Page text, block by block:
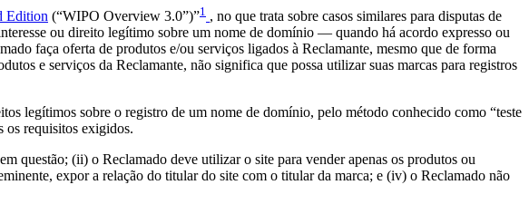
Edition (“WIPO Overview 3.0”)”1 , no que trata sobre casos similares para disputas de
ou direito legítimo sobre um nome de domínio — quando há acordo expresso ou
faça oferta de produtos e/ou serviços ligados à Reclamante, mesmo que de forma
e serviços da Reclamante, não significa que possa utilizar suas marcas para registros
legítimos sobre o registro de um nome de domínio, pelo método conhecido como “teste
os requisitos exigidos.
questão; (ii) o Reclamado deve utilizar o site para vender apenas os produtos ou
expor a relação do titular do site com o titular da marca; e (iv) o Reclamado não